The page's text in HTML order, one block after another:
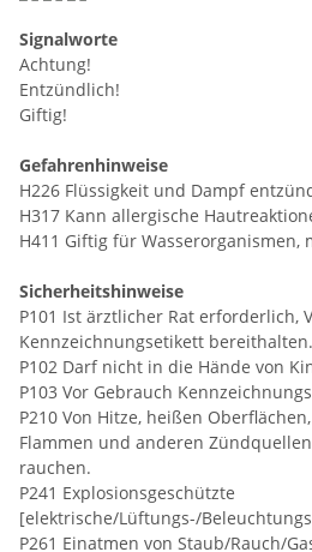
Signalworte
Achtung!
Entzündlich!
Giftig!
Gefahrenhinweise
H226 Flüssigkeit und Dampf
H317 Kann allergische
H411 Giftig für
Sicherheitshinweise
P101 Ist ärztlicher Rat erforderlich,
Kennzeichnungsetikett bereithalten.
P102 Darf nicht in die Hände von
P103 Vor Gebrauch
P210 Von Hitze, heißen
Flammen und anderen
rauchen.
P241 Explosionsgeschützte
[elektrische/Lüftungs-/
P261 Einatmen von Staub/Rauch/